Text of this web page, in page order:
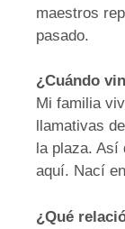
maestros
pasado.
¿Cuándo
Mi familia
llamativas
la plaza. Así
aquí. Nací
¿Qué